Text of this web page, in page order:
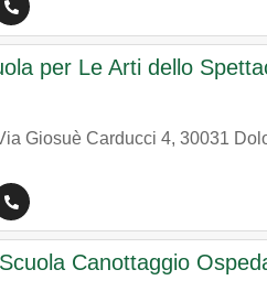
per Le Arti dello
Giosuè Carducci 4, 30031
Canottaggio